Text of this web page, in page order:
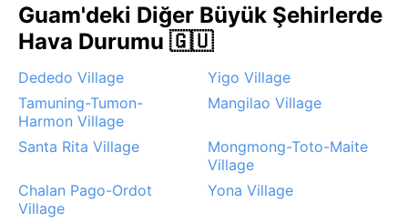
Guam'deki Diğer Büyük Şehirlerde
Hava Durumu 🇬🇺
Dededo Village
Yigo Village
Tamuning-Tumon-
Harmon Village
Mangilao Village
Santa Rita Village
Mongmong-Toto-Maite
Village
Chalan Pago-Ordot
Village
Yona Village